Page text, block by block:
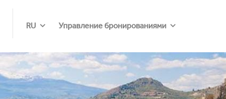
RU Управление бронированиями